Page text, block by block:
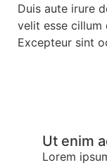
Duis aute irure
velit esse cillum
Excepteur sint
Ut enim
Lorem